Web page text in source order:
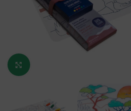
Κάντε κλικ για μεγέθυνση